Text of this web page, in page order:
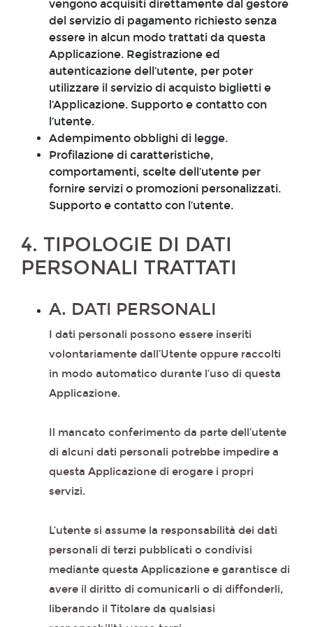
vengono acquisiti direttamente dal gestore
del servizio di pagamento richiesto senza
essere in alcun modo trattati da questa
Applicazione. Registrazione ed
autenticazione dell’utente, per poter
utilizzare il servizio di acquisto biglietti e
l’Applicazione. Supporto e contatto con
l’utente.
Adempimento obblighi di legge.
Profilazione di caratteristiche,
comportamenti, scelte dell’utente per
fornire servizi o promozioni personalizzati.
Supporto e contatto con l’utente.
4. TIPOLOGIE DI DATI
PERSONALI TRATTATI
A. DATI PERSONALI
I dati personali possono essere inseriti
volontariamente dall’Utente oppure raccolti
in modo automatico durante l‘uso di questa
Applicazione.
Il mancato conferimento da parte dell’utente
di alcuni dati personali potrebbe impedire a
questa Applicazione di erogare i propri
servizi.
L‘utente si assume la responsabilità dei dati
personali di terzi pubblicati o condivisi
mediante questa Applicazione e garantisce di
avere il diritto di comunicarli o di diffonderli,
liberando il Titolare da qualsiasi